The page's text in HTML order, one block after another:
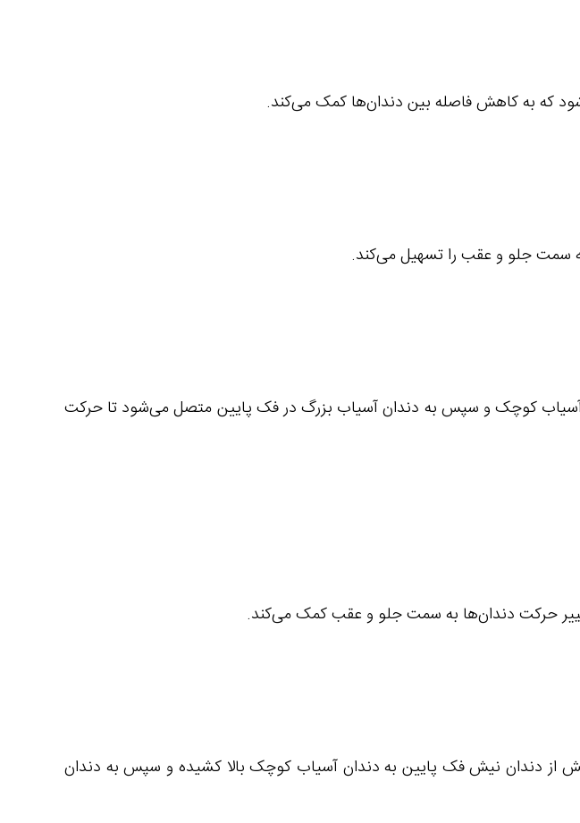
که به کاهش فاصله بین دندان‌ها کمک می‌کند.
سمت جلو و عقب را تسهیل می‌کند.
آسیاب کوچک و سپس به دندان آسیاب بزرگ در فک پایین متصل می‌شود تا حرکت
حرکت دندان‌ها به سمت جلو و عقب کمک می‌کند.
کش از دندان نیش فک پایین به دندان آسیاب کوچک بالا کشیده و سپس به دندان